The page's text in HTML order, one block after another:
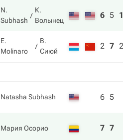
N.
Subhash
К.
Волынец
6 5 10
E.
Molinaro
В.
Сиюй
2 7 2
Natasha Subhash 6 5
Мария Осорио 7 7